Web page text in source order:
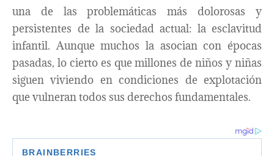
una de las problemáticas más dolorosas y
persistentes de la sociedad actual: la esclavitud
infantil. Aunque muchos la asocian con épocas
pasadas, lo cierto es que millones de niños y niñas
siguen viviendo en condiciones de explotación
que vulneran todos sus derechos fundamentales.